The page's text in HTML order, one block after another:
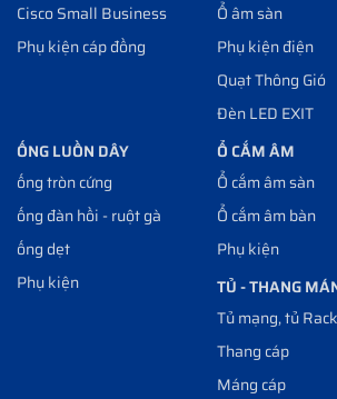
Cisco Small Business
Phụ kiện cáp đồng
Ổ âm sàn
Phụ kiện điện
Quạt Thông Gió
Đèn LED EXIT
ỐNG LUỒN DÂY
ống tròn cứng
ống đàn hồi - ruột gà
ống dẹt
Phụ kiện
Ổ CẮM ÂM
Ổ cắm âm sàn
Ổ cắm âm bàn
Phụ kiện
TỦ - THANG
Tủ mạng, tủ Rack
Thang cáp
Máng cáp